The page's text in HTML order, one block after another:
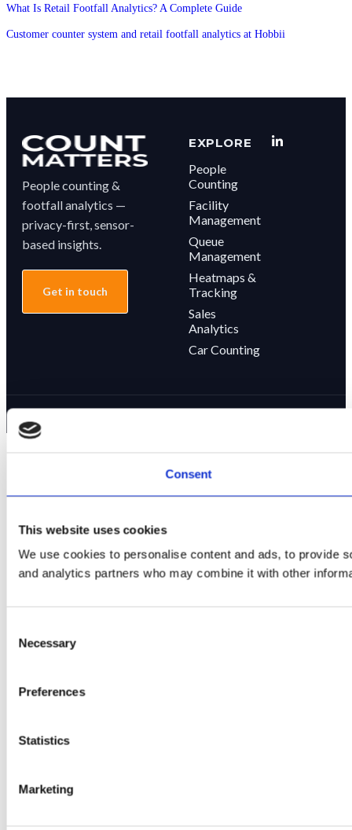
Consent
This website uses cookies
We use cookies to personalise content and ads, to provide
and analytics partners who may combine it with other
Selection
Necessary
Preferences
Statistics
Marketing
What Is Retail Footfall Analytics? A Complete Guide
Customer counter system and retail footfall analytics at Hobbii
People counting &
footfall analytics —
privacy-first, sensor-
based insights.
Get in touch
EXPLORE
People
Counting
Facility
Management
Queue
Management
Heatmaps &
Tracking
Sales
Analytics
Car Counting